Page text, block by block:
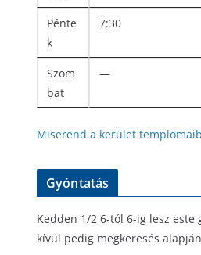
Pénte
k
7:30
Szom
bat
—
Miserend a kerület
Gyóntatás
Kedden 1/2 6-tól 6-ig lesz este
kívül pedig megkeresés